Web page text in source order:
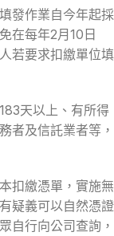
發作業自今年起採
在每年2月10日
若要求扣繳單位填
天以上、有所得
者及信託業者等，
扣繳憑單，實施無
疑義可以自然憑證
自行向公司查詢，